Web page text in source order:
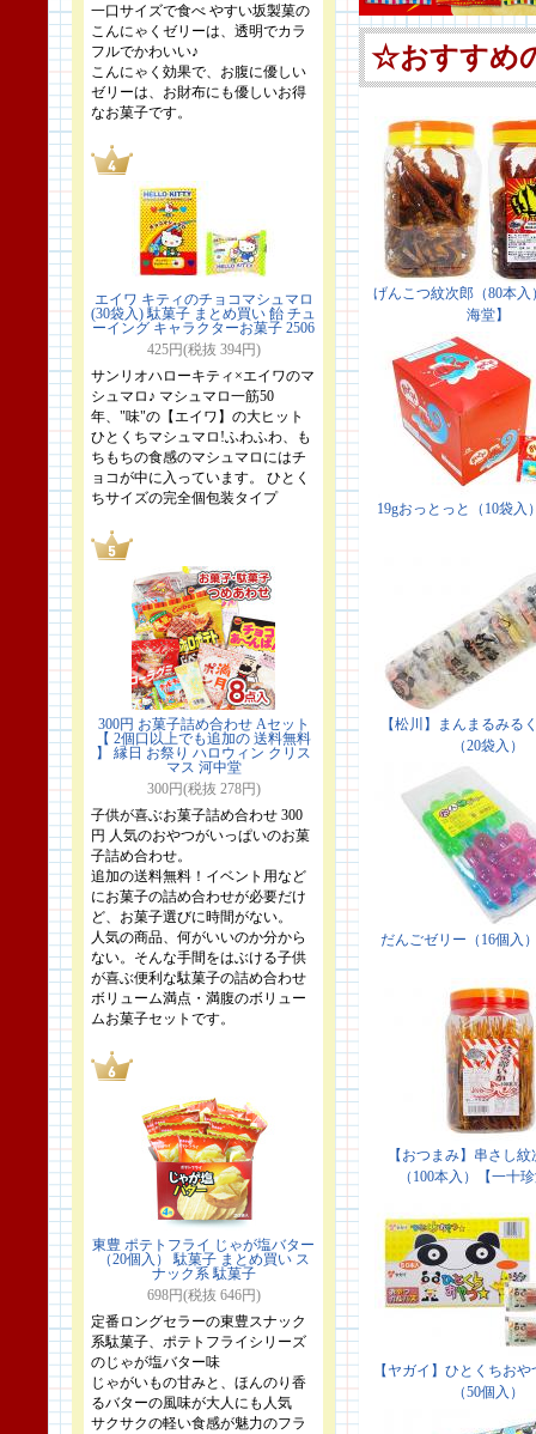
一口サイズで食べ やすい坂製菓の
こんにゃくゼリーは、透明でカラ
フルでかわいい♪
こんにゃく効果で、お腹に優しい
ゼリーは、お財布にも優しいお得
なお菓子です。
エイワ キティのチョコマシュマロ
(30袋入) 駄菓子 まとめ買い 飴 チュ
ーイング キャラクターお菓子 2506
425円(税抜 394円)
サンリオハローキティ×エイワのマ
シュマロ♪ マシュマロ一筋50
年、"味"の【エイワ】の大ヒット
ひとくちマシュマロ!ふわふわ、も
ちもちの食感のマシュマロにはチ
ョコが中に入っています。 ひとく
ちサイズの完全個包装タイプ
300円 お菓子詰め合わせ Aセット
【 2個口以上でも追加の 送料無料
】 縁日 お祭り ハロウィン クリス
マス 河中堂
300円(税抜 278円)
子供が喜ぶお菓子詰め合わせ 300
円 人気のおやつがいっぱいのお菓
子詰め合わせ。
追加の送料無料！イベント用など
にお菓子の詰め合わせが必要だけ
ど、お菓子選びに時間がない。
人気の商品、何がいいのか分から
ない。そんな手間をはぶける子供
が喜ぶ便利な駄菓子の詰め合わせ
ボリューム満点・満腹のボリュー
ムお菓子セットです。
東豊 ポテトフライ じゃが塩バター
（20個入） 駄菓子 まとめ買い ス
ナック系 駄菓子
698円(税抜 646円)
定番ロングセラーの東豊スナック
系駄菓子、ポテトフライシリーズ
のじゃが塩バター味
じゃがいもの甘みと、ほんのり香
るバターの風味が大人にも人気
サクサクの軽い食感が魅力のフラ